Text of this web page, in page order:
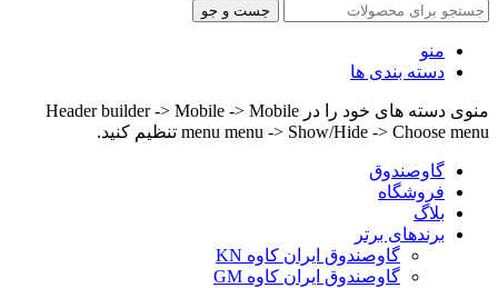
جست و جو
منو
دسته بندی ها
منوی دسته های خود را در Header builder -> Mobile -> Mobile
menu menu -> Show/Hide -> Choose menu تنظیم کنید.
گاوصندوق
فروشگاه
بلاگ
برندهای برتر
گاوصندوق ایران کاوه KN
گاوصندوق ایران کاوه GM